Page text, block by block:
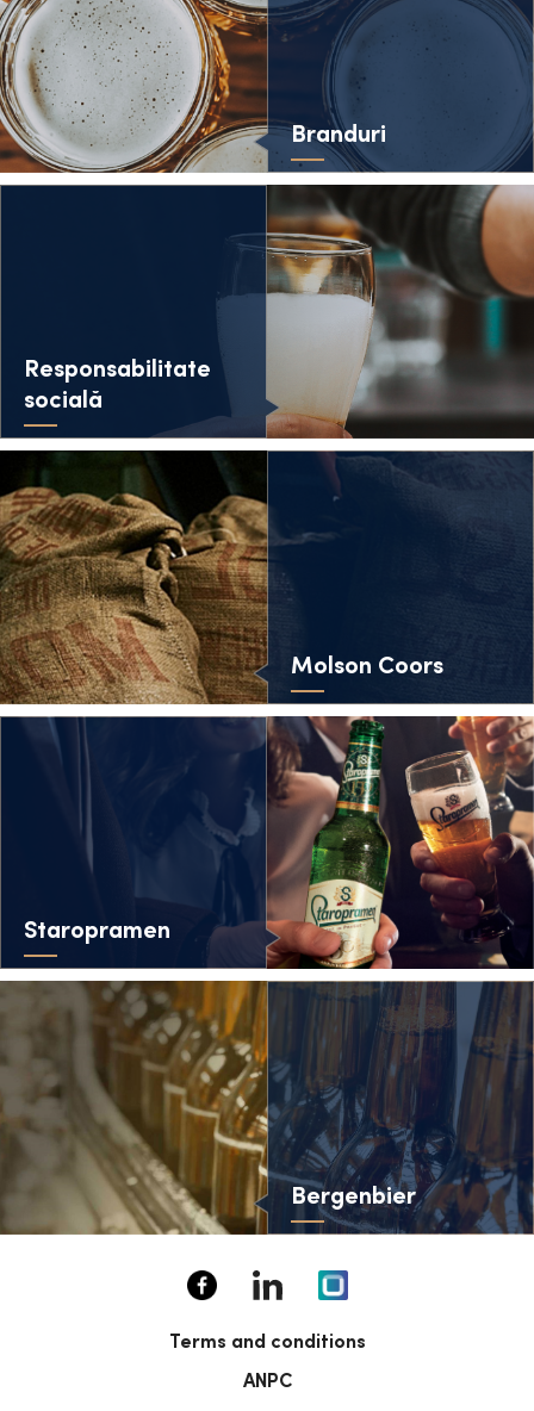
Branduri
Responsabilitate
socială
Molson Coors
Staropramen
Bergenbier
Terms and conditions
ANPC